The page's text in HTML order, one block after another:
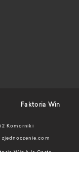
Faktoria Win
Komorniki
Win à la Carte